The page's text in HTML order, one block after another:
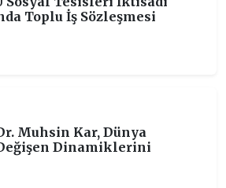
Toplu İş Sözleşmesi
Dr. Muhsin Kar, Dünya
Dinamiklerini